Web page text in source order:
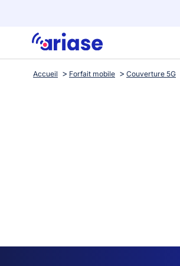
Accueil Forfait mobile Couverture 5G